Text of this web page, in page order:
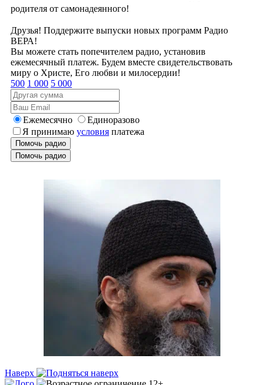
родителя от самонадеянного!
Друзья! Поддержите выпуски новых программ Радио
ВЕРА!
Вы можете стать попечителем радио, установив
ежемесячный платеж. Будем вместе свидетельствовать
миру о Христе, Его любви и милосердии!
500 1 000 5 000
Ежемесячно
Единоразово
Я принимаю условия платежа
Помочь радио
Помочь радио
Наверх